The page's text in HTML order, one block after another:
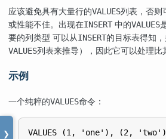
❯
应该避免具有大量行的VALUES列表，否则
或性能不佳。出现在INSERT 中的VALUES
要的列类型 可以从INSERT的目标表得知
VALUES列表来推导），因此它可以处理比
示例
一个纯粹的VALUES命令：